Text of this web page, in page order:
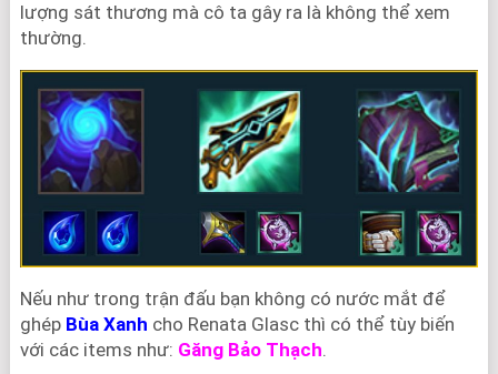
lượng sát thương mà cô ta gây ra là không thể xem
thường.
Nếu như trong trận đấu bạn không có nước mắt để
ghép Bùa Xanh cho Renata Glasc thì có thể tùy biến
với các items như: Găng Bảo Thạch.